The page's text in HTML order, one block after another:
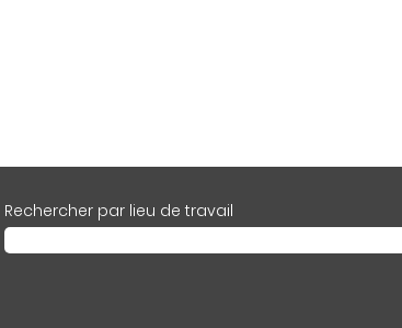
Rechercher par lieu de travail